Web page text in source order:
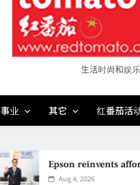
“See
生活时尚和娱
事业 其它 红番茄活
Epson reinvents affordable
Aug 4, 2026